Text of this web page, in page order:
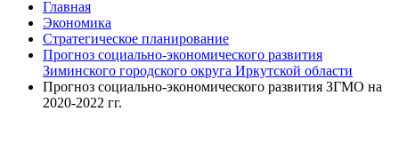
Главная
Экономика
Стратегическое планирование
Прогноз социально-экономического развития
Зиминского городского округа Иркутской области
Прогноз социально-экономического развития ЗГМО на
2020-2022 гг.